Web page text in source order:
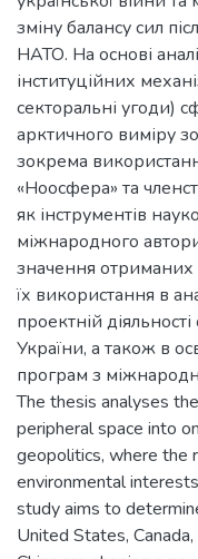
зміну балансу сил
НАТО. На основі
інституційних
секторальні угоди)
арктичного виміру
зокрема
«Ноосфера» та
як інструментів
міжнародного
значення отриманих
їх використання в
проектній
України, а також в
програм з
The thesis analyses
peripheral space into
geopolitics, where the
environmental
study aims to
United States,